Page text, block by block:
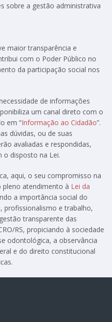
sobre a gestão administrativa
maior transparência e
com o Poder Público no
da participação social nos
de informações
um canal direto com o
em “Informação ao Cidadão”.
dúvidas, ou de suas
avaliadas e respondidas,
disposto na Lei.
aqui, o seu compromisso na
pleno atendimento à Lei da
a importância social do
profissionalismo e trabalho,
transparente das
RS, propiciando à sociedade
odontológica, a observância
e do direito constitucional